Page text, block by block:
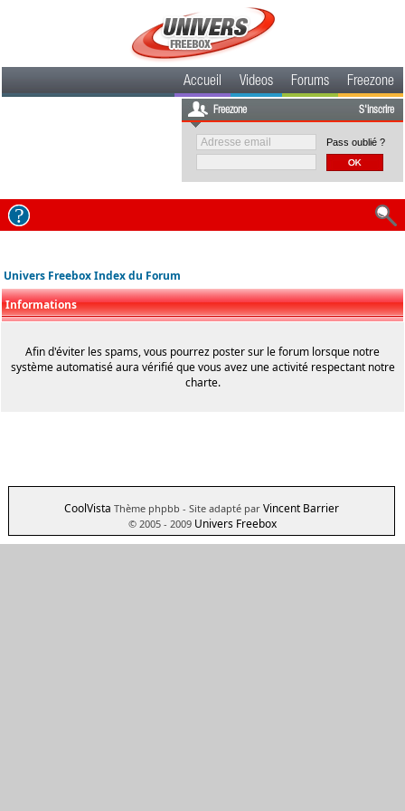
Accueil Videos Forums Freezone
Freezone S'inscrire
Pass oublié ?
Univers Freebox Index du Forum
Informations
Afin d'éviter les spams, vous pourrez poster sur le forum lorsque notre
système automatisé aura vérifié que vous avez une activité respectant notre
charte.
CoolVista Thème phpbb - Site adapté par Vincent Barrier
© 2005 - 2009 Univers Freebox